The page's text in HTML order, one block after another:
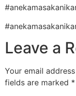
Leave a
Your email
fields are marked *